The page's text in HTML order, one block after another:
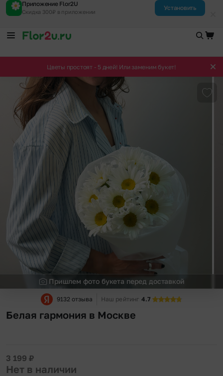
Приложение Flor2U
Скидка 300₽ в приложении
Установить
Цветы простоят - 5 дней! Или заменим букет!
Пришлем фото букета перед доставкой
9132 отзыва Наш рейтинг 4.7
Белая гармония в Москве
3 199 ₽
Нет в наличии